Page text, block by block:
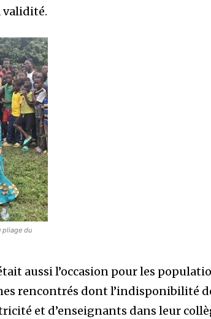
validité.
pliage du
aussi l’occasion pour les
rencontrés dont l’indisponibilité
et d’enseignants dans leur